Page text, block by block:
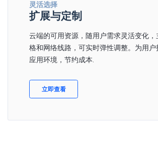
灵活选择
扩展与定制
云端的可用资源，随用户需求灵活变化，
格和网络线路，可实时弹性调整。为用户
应用环境，节约成本.
立即查看